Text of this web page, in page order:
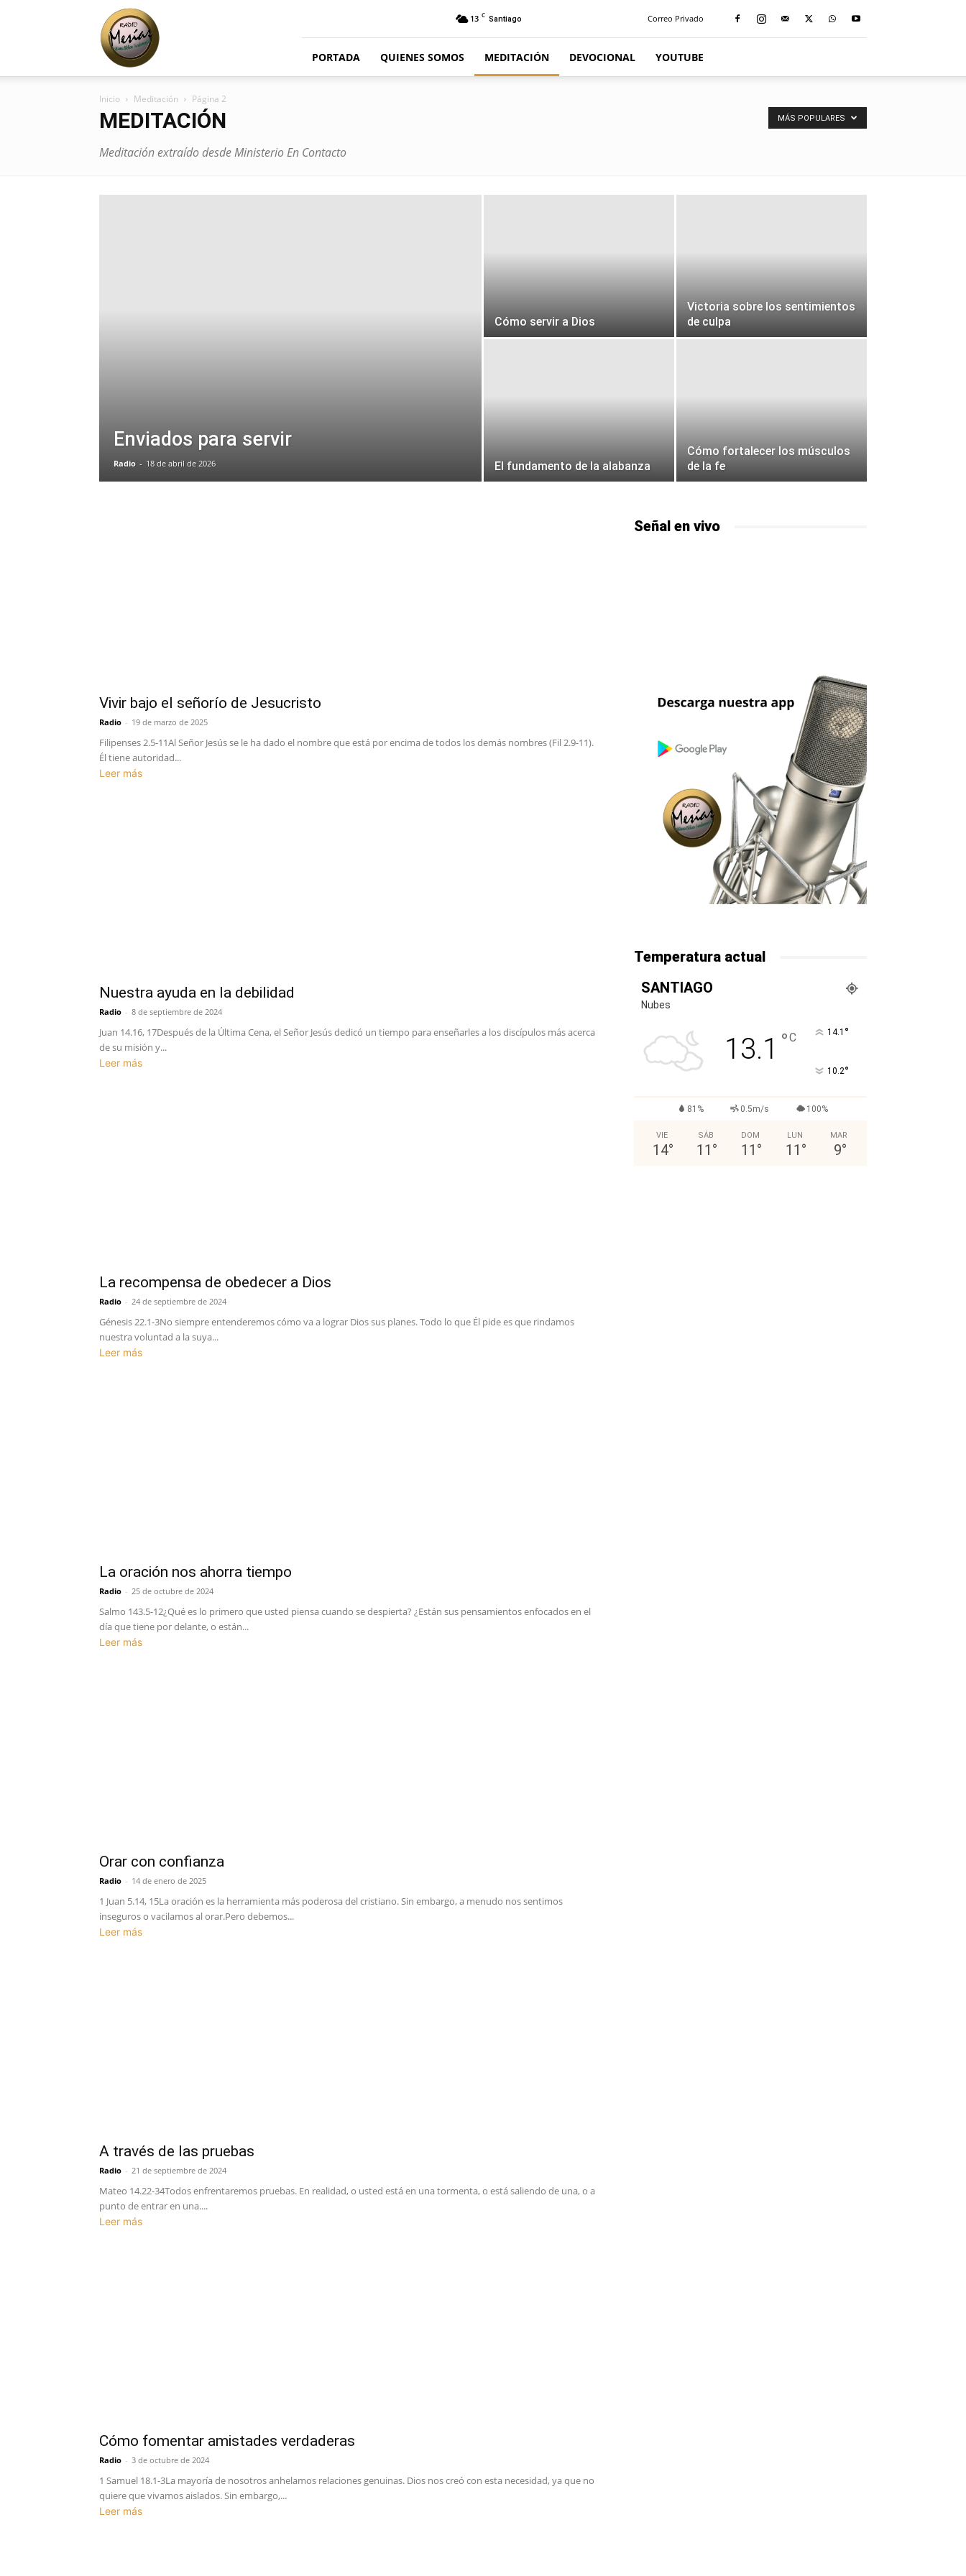
Radio
Mesías
13 C Santiago Correo Privado
PORTADA QUIENES SOMOS MEDITACIÓN DEVOCIONAL YOUTUBE
Inicio Meditación Página 2
MEDITACIÓN
Meditación extraído desde Ministerio En Contacto
MÁS POPULARES
Enviados para servir
Radio - 18 de abril de 2026
Cómo servir a Dios
Victoria sobre los sentimientos
de culpa
El fundamento de la alabanza
Cómo fortalecer los músculos
de la fe
Vivir bajo el señorío de Jesucristo
Radio - 19 de marzo de 2025
Filipenses 2.5-11Al Señor Jesús se le ha dado el nombre que está por encima de todos los demás nombres (Fil 2.9-11).
Él tiene autoridad...
Leer más
Nuestra ayuda en la debilidad
Radio - 8 de septiembre de 2024
Juan 14.16, 17Después de la Última Cena, el Señor Jesús dedicó un tiempo para enseñarles a los discípulos más acerca
de su misión y...
Leer más
La recompensa de obedecer a Dios
Radio - 24 de septiembre de 2024
Génesis 22.1-3No siempre entenderemos cómo va a lograr Dios sus planes. Todo lo que Él pide es que rindamos
nuestra voluntad a la suya...
Leer más
La oración nos ahorra tiempo
Radio - 25 de octubre de 2024
Salmo 143.5-12¿Qué es lo primero que usted piensa cuando se despierta? ¿Están sus pensamientos enfocados en el
día que tiene por delante, o están...
Leer más
Orar con confianza
Radio - 14 de enero de 2025
1 Juan 5.14, 15La oración es la herramienta más poderosa del cristiano. Sin embargo, a menudo nos sentimos
inseguros o vacilamos al orar.Pero debemos...
Leer más
A través de las pruebas
Radio - 21 de septiembre de 2024
Mateo 14.22-34Todos enfrentaremos pruebas. En realidad, o usted está en una tormenta, o está saliendo de una, o a
punto de entrar en una....
Leer más
Cómo fomentar amistades verdaderas
Radio - 3 de octubre de 2024
1 Samuel 18.1-3La mayoría de nosotros anhelamos relaciones genuinas. Dios nos creó con esta necesidad, ya que no
quiere que vivamos aislados. Sin embargo,...
Leer más
Señal en vivo
Temperatura actual
SANTIAGO
Nubes
13.1 °C 14.1 °
10.2°
81% 0.5m/s 100%
VIE
14°
SÁB
11 °
DOM
11 °
LUN
11 °
MAR
9°